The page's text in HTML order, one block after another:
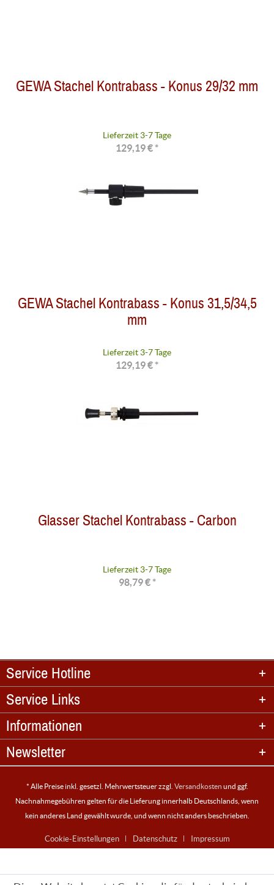
GEWA Stachel Kontrabass - Konus 29/32 mm
Lieferzeit 3-7 Tage
129,19 € *
GEWA Stachel Kontrabass - Konus 31,5/34,5
mm
Lieferzeit 3-7 Tage
129,19 € *
Glasser Stachel Kontrabass - Carbon
Lieferzeit 3-7 Tage
98,79 € *
Service Hotline
Service Links
Informationen
Newsletter
* Alle Preise inkl. gesetzl. Mehrwertsteuer zzgl. Versandkosten und ggf.
Nachnahmegebühren gelten für die Lieferung innerhalb Deutschlands, wenn
kein anderes Land gewählt wurde, und wenn nicht anders beschrieben.
Cookie-Einstellungen Datenschutz Impressum